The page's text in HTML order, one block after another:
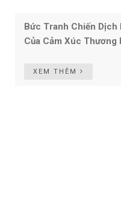
Bức Tranh Chiến
Của Cảm Xúc Thương
XEM THÊM